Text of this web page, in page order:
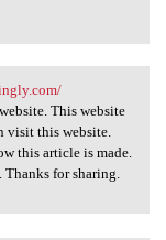
This website
visit this website.
this article is made.
for sharing.